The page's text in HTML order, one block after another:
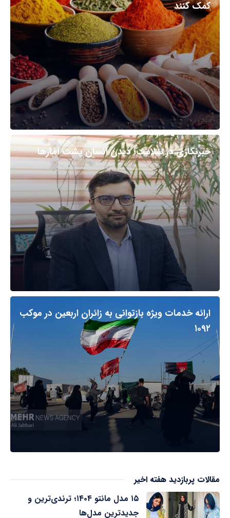
کمک کنند
خبرنگاری در سلامت؛ دیدن انسان پشت آمارها
ارائه خدمات ویژه بازتوانی به زائران اربعین در موکب
۱۰۹۲
مقالات پربازدید هفته اخیر
۱۵ مدل مانتو ۱۴۰۴؛ ترندی‌ترین و
جدیدترین مدل‌ها